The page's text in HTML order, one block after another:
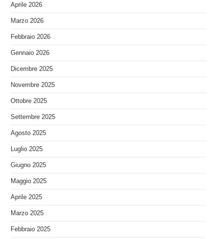
Aprile 2026
Marzo 2026
Febbraio 2026
Gennaio 2026
Dicembre 2025
Novembre 2025
Ottobre 2025
Settembre 2025
Agosto 2025
Luglio 2025
Giugno 2025
Maggio 2025
Aprile 2025
Marzo 2025
Febbraio 2025